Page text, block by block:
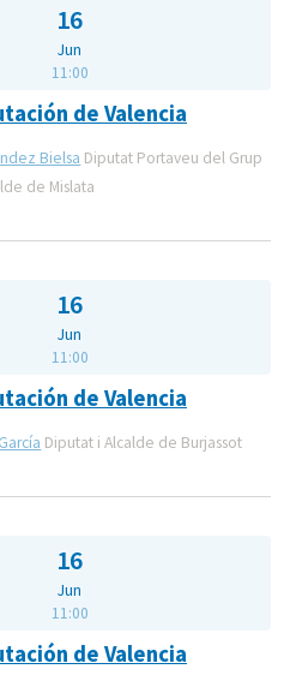
16
Jun
11:00
de Valencia
Bielsa Diputat Portaveu del Grup
de Mislata
16
Jun
11:00
de Valencia
Diputat i Alcalde de Burjassot
16
Jun
11:00
de Valencia